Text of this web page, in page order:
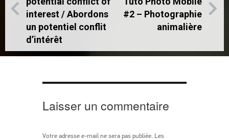
interest / Abordons
un potentiel conflit
d’intérêt
#2 – Photographie
animalière
Laisser un commentaire
Votre adresse e-mail ne sera pas publiée. Les